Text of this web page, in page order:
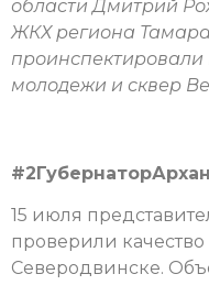
области Дмитрий
ЖКХ региона
молодежи и сквер
15 июля
проверили качество
Северодвинске.